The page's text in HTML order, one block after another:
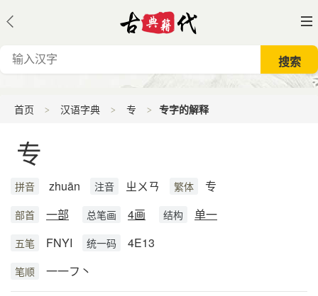
首页 汉语字典 专 专字的解释
专
拼音 zhuān 注音 ㄓㄨㄢ 繁体 专
部首 一部 总笔画 4画 结构 单一
五笔 FNYI 统一码 4E13
笔顺 一一フ丶